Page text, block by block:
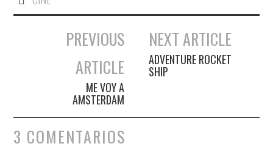
Navegación de entradas
PREVIOUS
ARTICLE
ME VOY A
AMSTERDAM
NEXT ARTICLE
ADVENTURE ROCKET
SHIP
3 COMENTARIOS